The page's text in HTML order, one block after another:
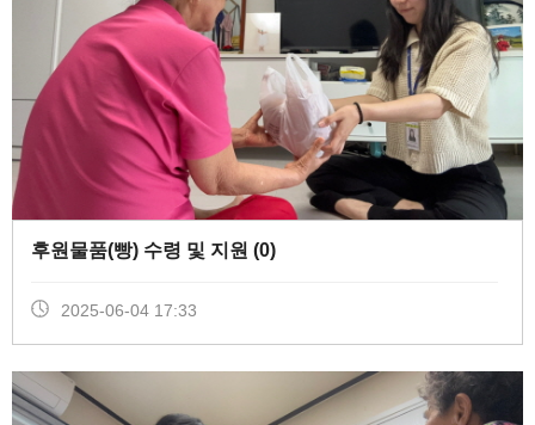
후원물품(빵) 수령 및 지원 (0)
2025-06-04 17:33